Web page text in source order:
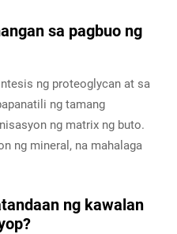
sa pagbuo ng
ng proteoglycan at sa
ng tamang
ng matrix ng buto.
ng mineral, na mahalaga
ng kawalan